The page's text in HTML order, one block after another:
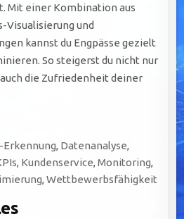
Mit einer Kombination aus
Visualisierung und
kannst du Engpässe gezielt
So steigerst du nicht nur
die Zufriedenheit deiner
, Datenanalyse,
, Kundenservice,Monitoring,
,Wettbewerbsfähigkeit